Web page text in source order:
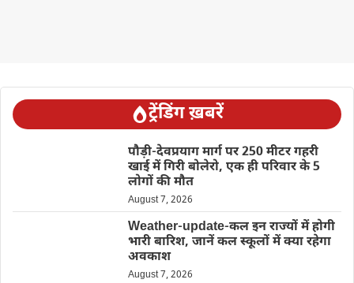
ट्रेंडिंग ख़बरें
पौड़ी-देवप्रयाग मार्ग पर 250 मीटर गहरी
खाई में गिरी बोलेरो, एक ही परिवार के 5
लोगों की मौत
August 7, 2026
Weather-update-कल इन राज्यों में होगी
भारी बारिश, जानें कल स्कूलों में क्या रहेगा
अवकाश
August 7, 2026